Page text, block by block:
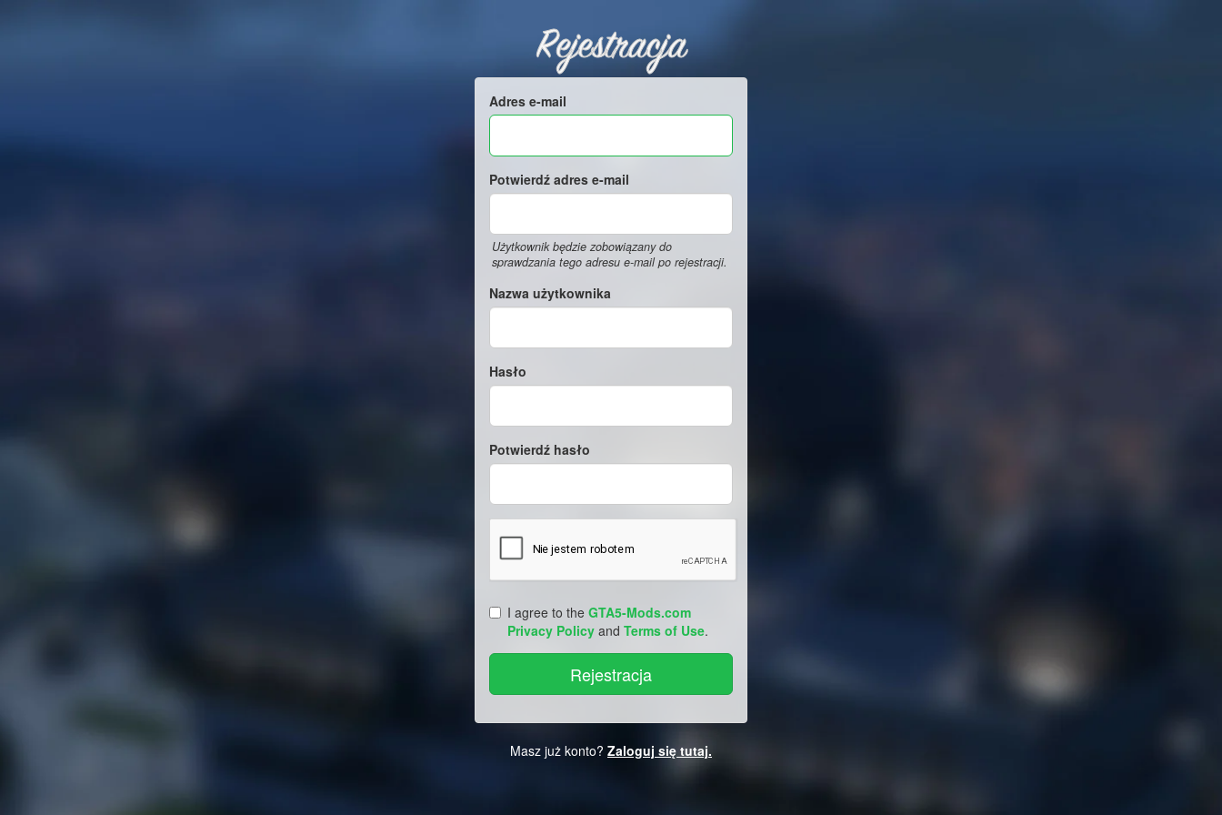
Rejestracja
Adres e-mail
Potwierdź adres e-mail
Użytkownik będzie zobowiązany do
sprawdzania tego adresu e-mail po rejestracji.
Nazwa użytkownika
Hasło
Potwierdź hasło
I agree to the GTA5-Mods.com
Privacy Policy and Terms of Use.
Masz już konto? Zaloguj się tutaj.